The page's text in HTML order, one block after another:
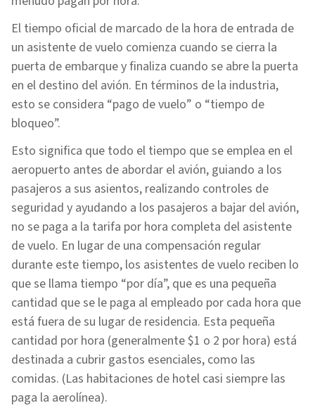
El tiempo oficial de marcado de la hora de entrada de
un asistente de vuelo comienza cuando se cierra la
puerta de embarque y finaliza cuando se abre la puerta
en el destino del avión. En términos de la industria,
esto se considera “pago de vuelo” o “tiempo de
bloqueo”.
Esto significa que todo el tiempo que se emplea en el
aeropuerto antes de abordar el avión, guiando a los
pasajeros a sus asientos, realizando controles de
seguridad y ayudando a los pasajeros a bajar del avión,
no se paga a la tarifa por hora completa del asistente
de vuelo. En lugar de una compensación regular
durante este tiempo, los asistentes de vuelo reciben lo
que se llama tiempo “por día”, que es una pequeña
cantidad que se le paga al empleado por cada hora que
está fuera de su lugar de residencia. Esta pequeña
cantidad por hora (generalmente $1 o 2 por hora) está
destinada a cubrir gastos esenciales, como las
comidas. (Las habitaciones de hotel casi siempre las
paga la aerolínea).